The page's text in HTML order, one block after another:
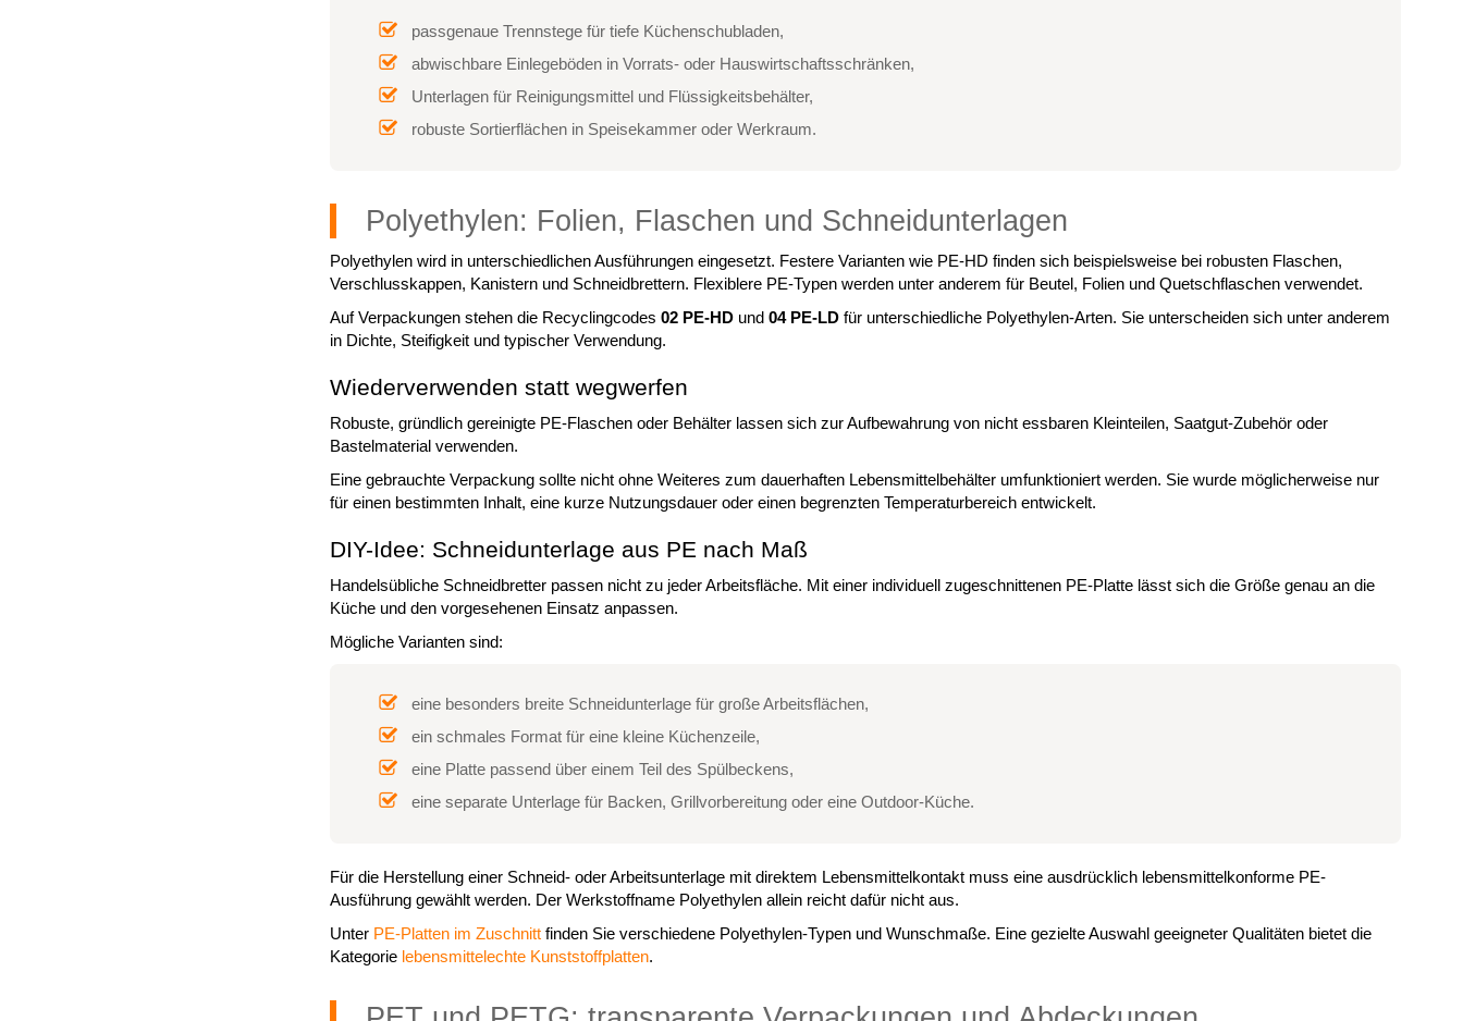
passgenaue Trennstege für tiefe Küchenschubladen,
abwischbare Einlegeböden in Vorrats- oder Hauswirtschaftsschränken,
Unterlagen für Reinigungsmittel und Flüssigkeitsbehälter,
robuste Sortierflächen in Speisekammer oder Werkraum.
Polyethylen: Folien, Flaschen und Schneidunterlagen
Polyethylen wird in unterschiedlichen Ausführungen eingesetzt. Festere Varianten wie PE-HD finden sich beispielsweise bei robusten Flaschen,
Verschlusskappen, Kanistern und Schneidbrettern. Flexiblere PE-Typen werden unter anderem für Beutel, Folien und Quetschflaschen verwendet.
Auf Verpackungen stehen die Recyclingcodes 02 PE-HD und 04 PE-LD für unterschiedliche Polyethylen-Arten. Sie unterscheiden sich unter anderem
in Dichte, Steifigkeit und typischer Verwendung.
Wiederverwenden statt wegwerfen
Robuste, gründlich gereinigte PE-Flaschen oder Behälter lassen sich zur Aufbewahrung von nicht essbaren Kleinteilen, Saatgut-Zubehör oder
Bastelmaterial verwenden.
Eine gebrauchte Verpackung sollte nicht ohne Weiteres zum dauerhaften Lebensmittelbehälter umfunktioniert werden. Sie wurde möglicherweise nur
für einen bestimmten Inhalt, eine kurze Nutzungsdauer oder einen begrenzten Temperaturbereich entwickelt.
DIY-Idee: Schneidunterlage aus PE nach Maß
Handelsübliche Schneidbretter passen nicht zu jeder Arbeitsfläche. Mit einer individuell zugeschnittenen PE-Platte lässt sich die Größe genau an die
Küche und den vorgesehenen Einsatz anpassen.
Mögliche Varianten sind:
eine besonders breite Schneidunterlage für große Arbeitsflächen,
ein schmales Format für eine kleine Küchenzeile,
eine Platte passend über einem Teil des Spülbeckens,
eine separate Unterlage für Backen, Grillvorbereitung oder eine Outdoor-Küche.
Für die Herstellung einer Schneid- oder Arbeitsunterlage mit direktem Lebensmittelkontakt muss eine ausdrücklich lebensmittelkonforme PE-
Ausführung gewählt werden. Der Werkstoffname Polyethylen allein reicht dafür nicht aus.
Unter PE-Platten im Zuschnitt finden Sie verschiedene Polyethylen-Typen und Wunschmaße. Eine gezielte Auswahl geeigneter Qualitäten bietet die
Kategorie lebensmittelechte Kunststoffplatten.